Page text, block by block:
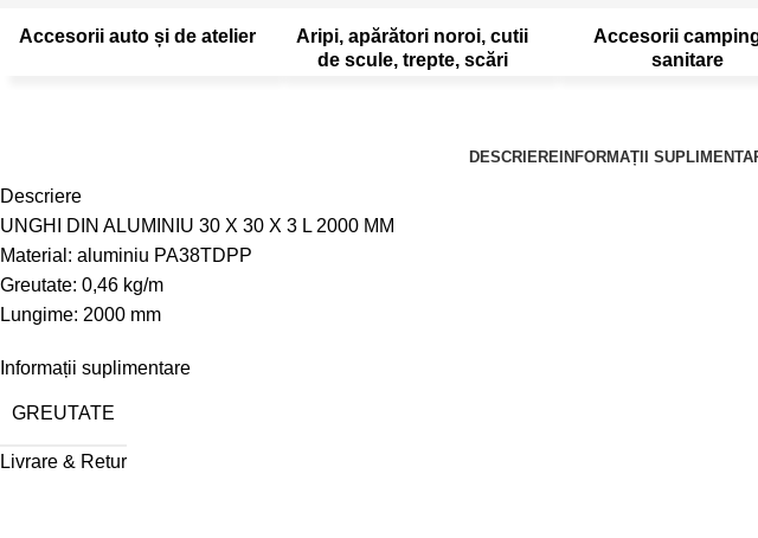
Accesorii auto și de atelier
Aripi, apărători noroi, cutii
de scule, trepte, scări
Accesorii
sanitare
DESCRIERE INFORMAȚII
Descriere
UNGHI DIN ALUMINIU 30 X 30 X 3 L 2000 MM
Material: aluminiu PA38TDPP
Greutate: 0,46 kg/m
Lungime: 2000 mm
Informații suplimentare
GREUTATE
Livrare & Retur